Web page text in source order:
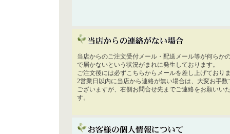
当店からのご注文受付メール・配送メール等が何らか
で届かないという状況がまれに発生しております。
ご注文後には必ずこちらからメールを差し上げており
2営業日以内に当店から連絡が無い場合は、大変お手数
ございますが、右側お問合せ先までご連絡をお願いい
す。